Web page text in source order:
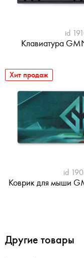
id
Клавиатура
Хит продаж
id
Коврик для мыши
Другие товары